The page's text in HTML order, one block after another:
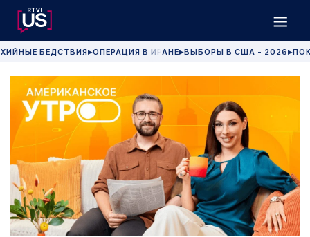
БЕДСТВИЯ▶ОПЕРАЦИЯ В ИРАНЕ▶ВЫБОРЫ В США - 2026 ▶